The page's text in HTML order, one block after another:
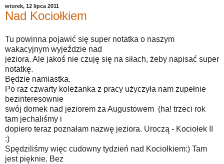
wtorek, 12 lipca 2011
Nad Kociołkiem
Tu powinna pojawić się super notatka o naszym
wakacyjnym wyjeździe nad
jeziora. Ale jakoś nie czuję się na siłach, żeby napisać super
notatkę.
Będzie namiastka.
Po raz czwarty koleżanka z pracy użyczyła nam zupełnie
bezinteresownie
swój domek nad jeziorem za Augustowem (ha! trzeci rok
tam jechaliśmy i
dopiero teraz poznałam nazwę jeziora. Uroczą - Kociołek II
:)
Spędziliśmy więc cudowny tydzień nad Kociołkiem:) Tam
jest pięknie. Bez